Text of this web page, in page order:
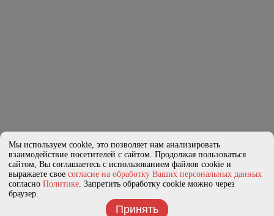
Мы используем cookie, это позволяет нам анализировать
взаимодействие посетителей с сайтом. Продолжая пользоваться
сайтом, Вы соглашаетесь с использованием файлов cookie и
выражаете свое согласие на обработку Ваших персональных данных
согласно Политике. Запретить обработку cookie можно через
браузер.
Принять